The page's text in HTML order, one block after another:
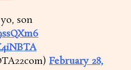
son
February 28,